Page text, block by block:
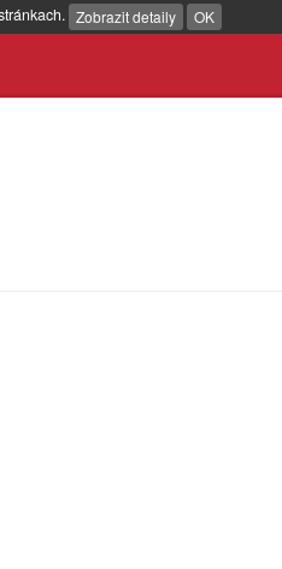
Zobrazit detaily OK